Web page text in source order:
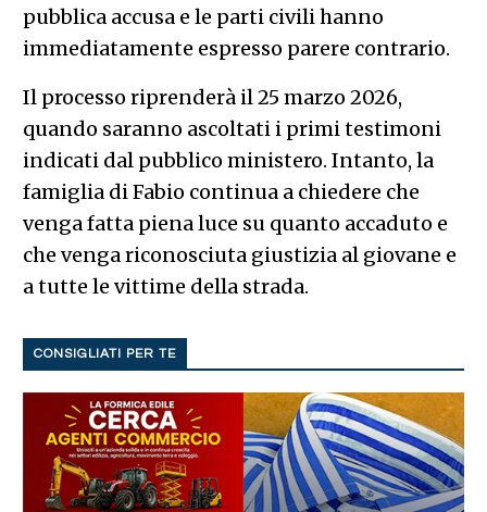
pubblica accusa e le parti civili hanno
immediatamente espresso parere contrario.
Il processo riprenderà il 25 marzo 2026,
quando saranno ascoltati i primi testimoni
indicati dal pubblico ministero. Intanto, la
famiglia di Fabio continua a chiedere che
venga fatta piena luce su quanto accaduto e
che venga riconosciuta giustizia al giovane e
a tutte le vittime della strada.
CONSIGLIATI PER TE